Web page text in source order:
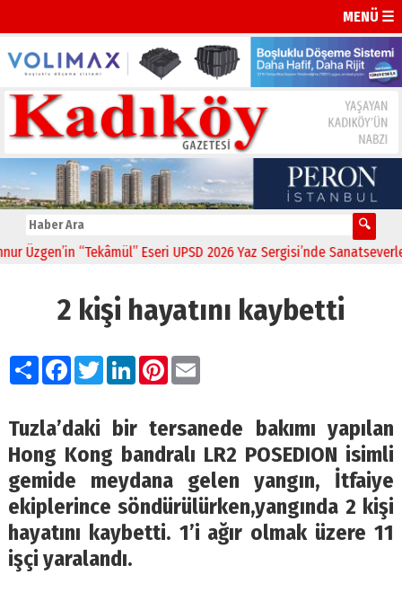
MENÜ ☰
“Tekâmül” Eseri UPSD 2026 Yaz Sergisi’nde Sanatseverlerle
2 kişi hayatını kaybetti
PaylaşFacebook
TwitterLinkedIn
Pinterest
Email
Tuzla’daki bir tersanede bakımı yapılan
Hong Kong bandralı LR2 POSEDION isimli
gemide meydana gelen yangın, İtfaiye
ekiplerince söndürülürken,yangında 2 kişi
hayatını kaybetti. 1’i ağır olmak üzere 11
işçi yaralandı.